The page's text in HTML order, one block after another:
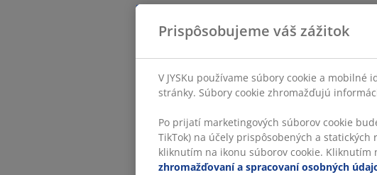
Prispôsobujeme váš zážitok
V JYSKu používame súbory cookie a
stránky. Súbory cookie zhromažďujú
Po prijatí marketingových súborov cookie
TikTok) na účely prispôsobených a
kliknutím na ikonu súborov cookie. Kliknutím
zhromažďovaní a spracovaní osobných